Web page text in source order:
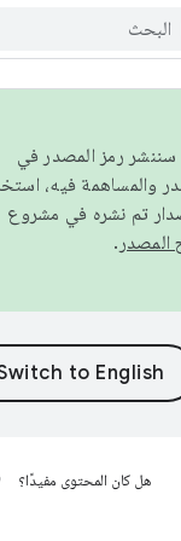
سننشر رمز المصدر في
تم نشره في مشروع
.
هل كان المحتوى مفيدًا؟